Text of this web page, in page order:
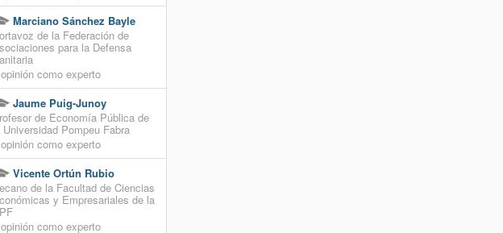
Marciano Sánchez Bayle
de la Federación de
para la Defensa
como experto
Jaume Puig-Junoy
de Economía Pública de
Universidad Pompeu Fabra
como experto
Vicente Ortún Rubio
de la Facultad de Ciencias
y Empresariales de la
como experto